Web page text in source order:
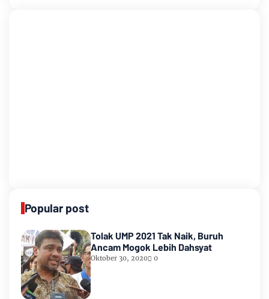
Popular post
Tolak UMP 2021 Tak Naik, Buruh
Ancam Mogok Lebih Dahsyat
Oktober 30, 2020 0